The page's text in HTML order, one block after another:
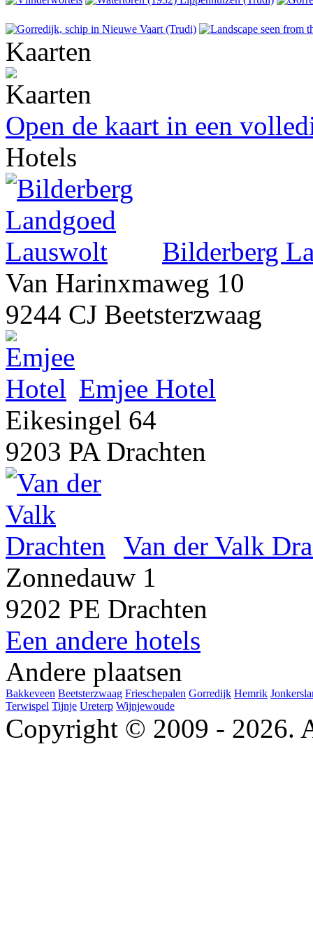
Kaarten
Open de kaart in een
Hotels
Bilderberg
Van Harinxmaweg 10
9244 CJ Beetsterzwaag
Emjee Hotel
Eikesingel 64
9203 PA Drachten
Van der Valk
Zonnedauw 1
9202 PE Drachten
Een andere hotels
Andere plaatsen
Bakkeveen Beetsterzwaag Frieschepalen Gorredijk Hemrik
Terwispel Tijnje Ureterp Wijnjewoude
Copyright © 2009 - 2026.